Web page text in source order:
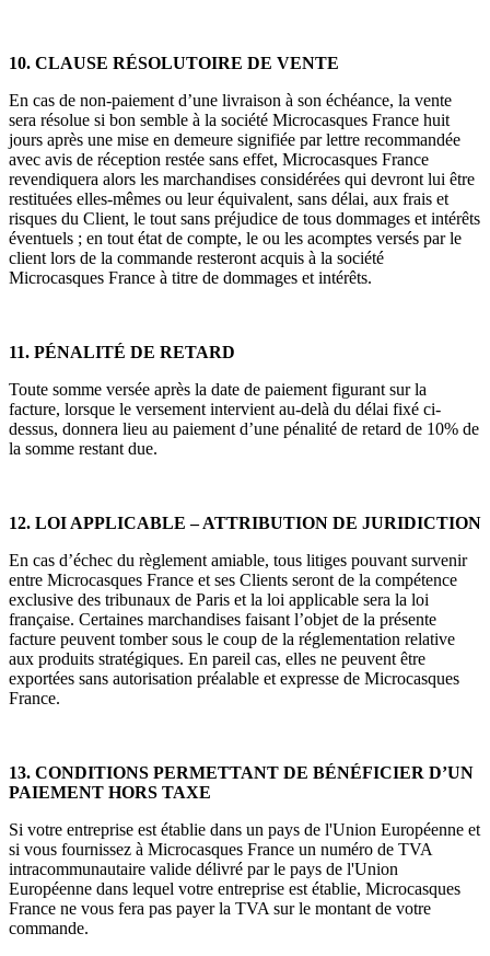
10. CLAUSE RÉSOLUTOIRE DE VENTE
En cas de non-paiement d’une livraison à son échéance, la vente
sera résolue si bon semble à la société Microcasques France huit
jours après une mise en demeure signifiée par lettre recommandée
avec avis de réception restée sans effet, Microcasques France
revendiquera alors les marchandises considérées qui devront lui être
restituées elles-mêmes ou leur équivalent, sans délai, aux frais et
risques du Client, le tout sans préjudice de tous dommages et intérêts
éventuels ; en tout état de compte, le ou les acomptes versés par le
client lors de la commande resteront acquis à la société
Microcasques France à titre de dommages et intérêts.
11. PÉNALITÉ DE RETARD
Toute somme versée après la date de paiement figurant sur la
facture, lorsque le versement intervient au-delà du délai fixé ci-
dessus, donnera lieu au paiement d’une pénalité de retard de 10% de
la somme restant due.
12. LOI APPLICABLE – ATTRIBUTION DE JURIDICTION
En cas d’échec du règlement amiable, tous litiges pouvant survenir
entre Microcasques France et ses Clients seront de la compétence
exclusive des tribunaux de Paris et la loi applicable sera la loi
française. Certaines marchandises faisant l’objet de la présente
facture peuvent tomber sous le coup de la réglementation relative
aux produits stratégiques. En pareil cas, elles ne peuvent être
exportées sans autorisation préalable et expresse de Microcasques
France.
13. CONDITIONS PERMETTANT DE BÉNÉFICIER D’UN
PAIEMENT HORS TAXE
Si votre entreprise est établie dans un pays de l'Union Européenne et
si vous fournissez à Microcasques France un numéro de TVA
intracommunautaire valide délivré par le pays de l'Union
Européenne dans lequel votre entreprise est établie, Microcasques
France ne vous fera pas payer la TVA sur le montant de votre
commande.